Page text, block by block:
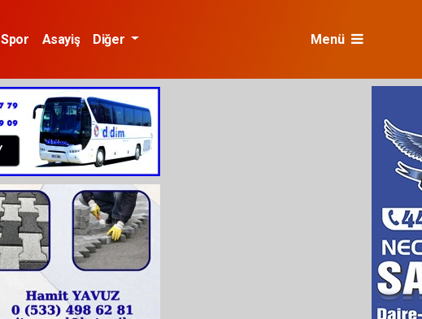
Spor Asayiş Diğer Menü